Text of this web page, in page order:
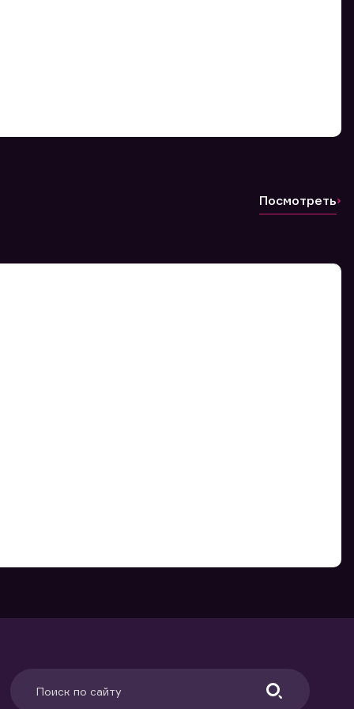
Посмотреть